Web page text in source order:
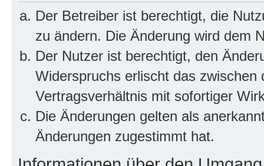
Der Betreiber ist berechtigt, die
zu ändern. Die Änderung wird dem
Der Nutzer ist berechtigt, den
Widerspruchs erlischt das
Vertragsverhältnis mit sofortiger
Die Änderungen gelten als
Änderungen zugestimmt hat.